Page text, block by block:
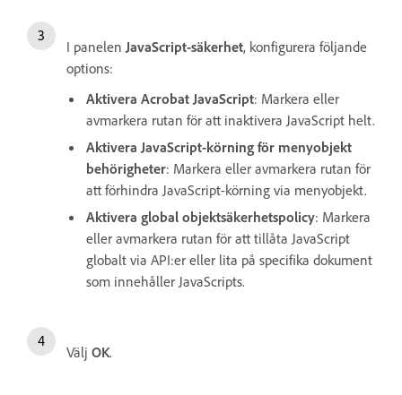
I panelenJavaScript-säkerhet, konfigurera följande
options:
Aktivera Acrobat JavaScript: Markera eller
avmarkera rutan för att inaktivera JavaScript helt.
Aktivera JavaScript-körning för menyobjekt
behörigheter: Markera eller avmarkera rutan för
att förhindra JavaScript-körning via menyobjekt.
Aktivera global objektsäkerhetspolicy: Markera
eller avmarkera rutan för att tillåta JavaScript
globalt via API:er eller lita på specifika dokument
som innehåller JavaScripts.
Välj OK.